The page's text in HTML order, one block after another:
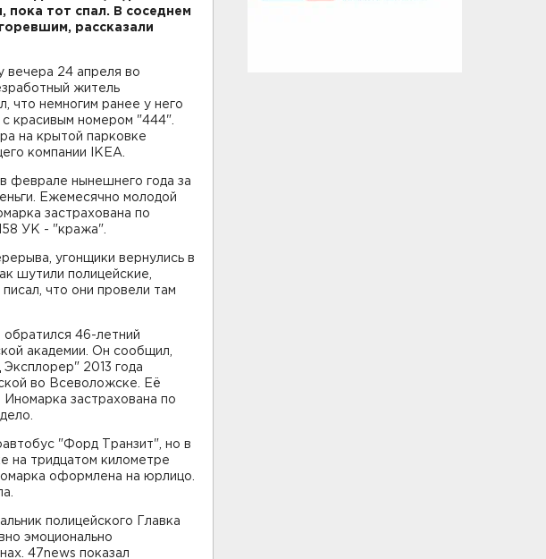
пока тот спал. В соседнем
рассказали
вечера 24 апреля во
житель
что немногим ранее у него
красивым номером "444".
на крытой парковке
компании IKEA.
феврале нынешнего года за
Ежемесячно молодой
застрахована по
УК - "кража".
угонщики вернулись в
шутили полицейские,
что они провели там
46-летний
академии. Он сообщил,
2013 года
во Всеволожске. Её
Иномарка застрахована по
"Форд Транзит", но в
на тридцатом километре
оформлена на юрлицо.
полицейского Главка
эмоционально
47news показал